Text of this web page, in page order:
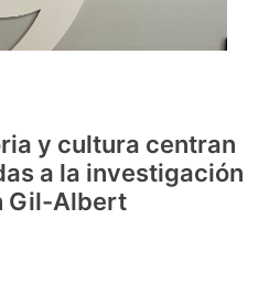
y cultura centran
a la investigación
Gil-Albert